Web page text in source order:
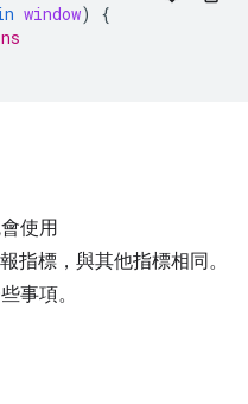
window)
{
使用
指標，與其他指標相同。
事項。